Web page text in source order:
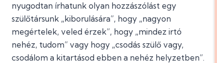
nyugodtan írhatunk olyan hozzászólást egy
szülőtársunk „kiborulására”, hogy „nagyon
megértelek, veled érzek”, hogy „mindez irtó
nehéz, tudom” vagy hogy „csodás szülő vagy,
csodálom a kitartásod ebben a nehéz helyzetben”.